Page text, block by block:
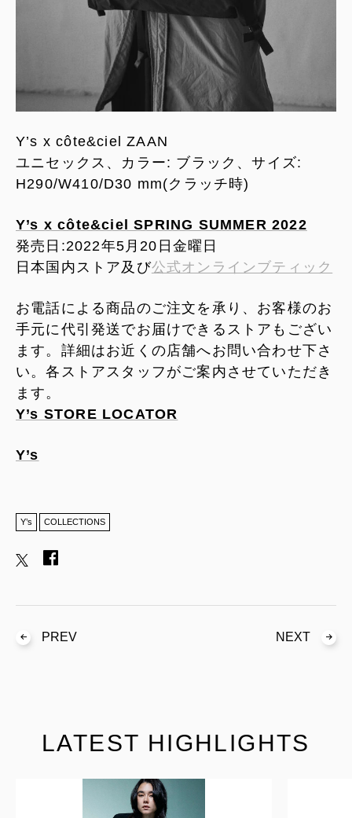
Y’s x côte&ciel ZAAN
ユニセックス、カラー: ブラック、サイズ:
H290/W410/D30 mm(クラッチ時)
Y’s x côte&ciel SPRING SUMMER 2022
発売日:2022年5月20日金曜日
日本国内ストア及び公式オンラインブティック
お電話による商品のご注文を承り、お客様のお
手元に代引発送でお届けできるストアもござい
ます。詳細はお近くの店舗へお問い合わせ下さ
い。各ストアスタッフがご案内させていただき
ます。
Y’s STORE LOCATOR
Y’s
Y’s COLLECTIONS
PREV NEXT
LATEST HIGHLIGHTS